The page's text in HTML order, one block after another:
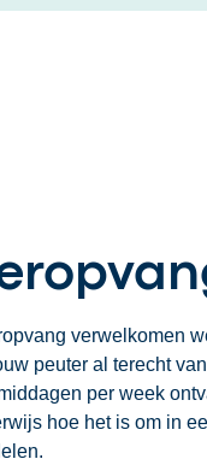
verwelkomen
peuter al terecht
per week
hoe het is om in